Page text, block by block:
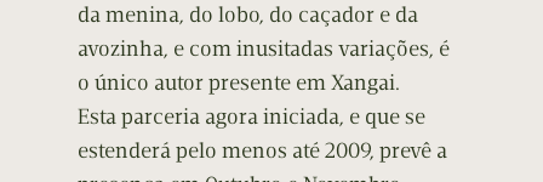
da menina, do lobo, do caçador e da
avozinha, e com inusitadas variações, é
o único autor presente em Xangai.
Esta parceria agora iniciada, e que se
estenderá pelo menos até 2009, prevê a